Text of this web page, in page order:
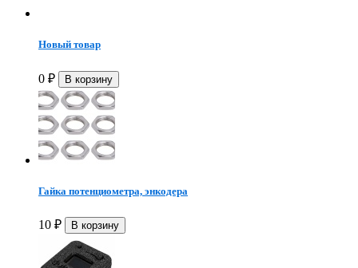
Новый товар
0 ₽
Гайка потенциометра, энкодера
10 ₽